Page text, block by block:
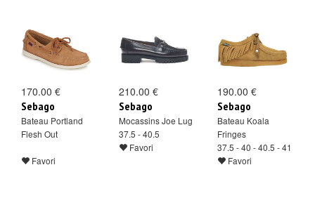
170.00 €
Sebago
Bateau Portland
Flesh Out
Favori
210.00 €
Sebago
Mocassins Joe Lug
37.5 - 40.5
Favori
190.00 €
Sebago
Bateau Koala
Fringes
37.5 - 40 - 40.5 - 41
Favori